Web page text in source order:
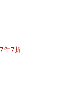
件7折